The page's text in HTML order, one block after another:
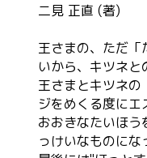
二見 正直 (著)
王さまの、ただ「
いから、キツネと
王さまとキツネの
ジをめくる度に
おおきなたいほう
っけいなものにな